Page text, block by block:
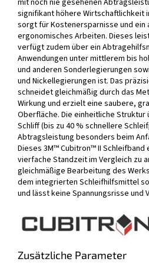
mit noch nie gesehenen
signifikant höhere Wirtschaftlichkeit
sorgt für Kostenersparnisse und ein
ergonomisches Arbeiten. Dieses
verfügt zudem über ein
Anwendungen unter mittlerem bis
und anderen Sonderlegierungen
und Nickellegierungen ist. Das
schneidet gleichmäßig durch das
Wirkung und erzielt eine saubere,
Oberfläche. Die einheitliche
Schliff (bis zu 40 % schnellere
Abtragsleistung besonders beim
Dieses 3M™ Cubitron™ II
vierfache Standzeit im Vergleich zu
gleichmäßige Bearbeitung des
dem integrierten Schleifhilfsmittel
und lässt keine Spannungsrisse und
Zusätzliche Parameter